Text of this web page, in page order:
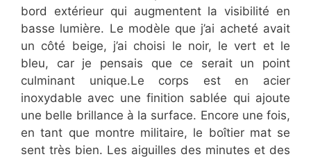
bord extérieur qui augmentent la visibilité en
basse lumière. Le modèle que j’ai acheté avait
un côté beige, j’ai choisi le noir, le vert et le
bleu, car je pensais que ce serait un point
culminant unique.Le corps est en acier
inoxydable avec une finition sablée qui ajoute
une belle brillance à la surface. Encore une fois,
en tant que montre militaire, le boîtier mat se
sent très bien. Les aiguilles des minutes et des